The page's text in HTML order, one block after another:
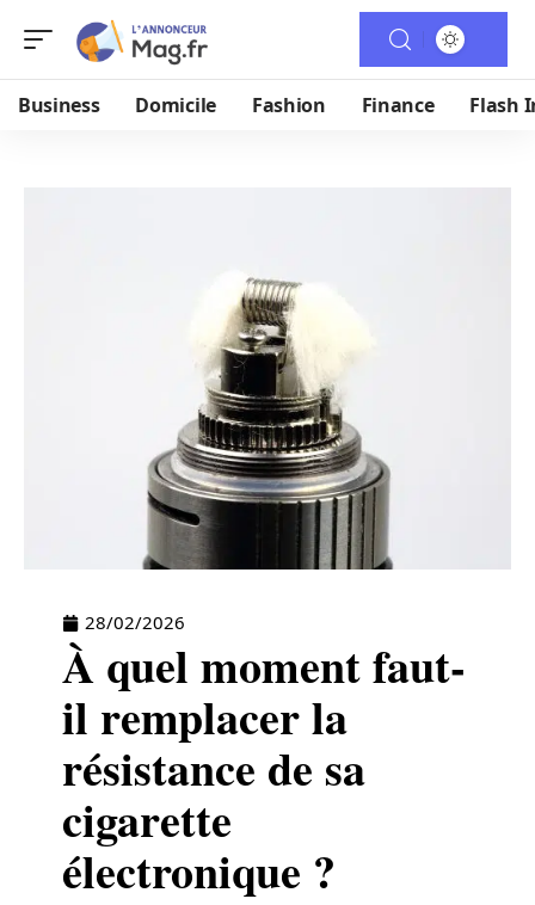
Business Domicile Fashion Finance Flash
28/02/2026
À quel moment faut-
il remplacer la
résistance de sa
cigarette
électronique ?